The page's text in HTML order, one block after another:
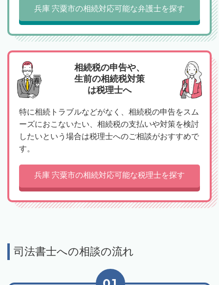
兵庫 宍粟市の相続対応可能な弁護士を探す
相続税の申告や、
生前の相続税対策
は税理士へ
特に相続トラブルなどがなく、相続税の申告をスム
ーズにおこないたい、相続税の支払いや対策を検討
したいという場合は税理士へのご相談がおすすめで
す。
兵庫 宍粟市の相続対応可能な税理士を探す
司法書士への相談の流れ